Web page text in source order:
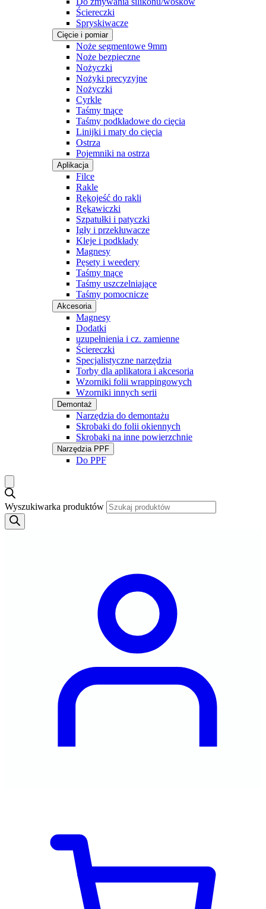
Ściereczki
Spryskiwacze
Cięcie i pomiar
Noże segmentowe 9mm
Noże bezpieczne
Nożyczki
Nożyki precyzyjne
Nożyczki
Cyrkle
Taśmy tnące
Taśmy podkładowe do cięcia
Linijki i maty do cięcia
Ostrza
Pojemniki na ostrza
Aplikacja
Filce
Rakle
Rękojeść do rakli
Rękawiczki
Szpatułki i patyczki
Igły i przekłuwacze
Kleje i podkłady
Magnesy
Pęsety i weedery
Taśmy tnące
Taśmy uszczelniające
Taśmy pomocnicze
Akcesoria
Magnesy
Dodatki
uzupełnienia i cz. zamienne
Ściereczki
Specjalistyczne narzędzia
Torby dla aplikatora i akcesoria
Wzorniki folii wrappingowych
Wzorniki innych serii
Demontaż
Narzędzia do demontażu
Skrobaki do folii okiennych
Skrobaki na inne powierzchnie
Narzędzia PPF
Do PPF
Wyszukiwarka produktów